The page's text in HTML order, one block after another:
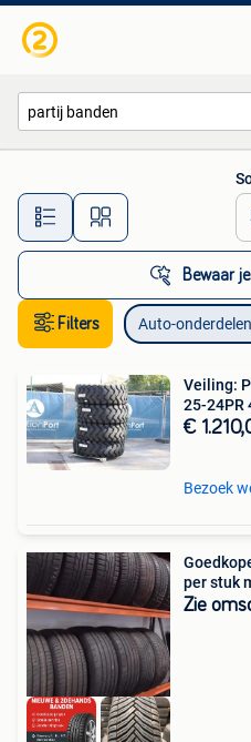
Alle
Bewaar
Filters Auto-onderdelen
Veiling:
25-24PR
€
Bezoek
per stuk
Zie